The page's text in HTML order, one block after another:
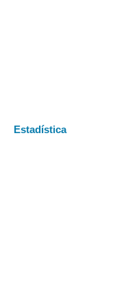
Estadística